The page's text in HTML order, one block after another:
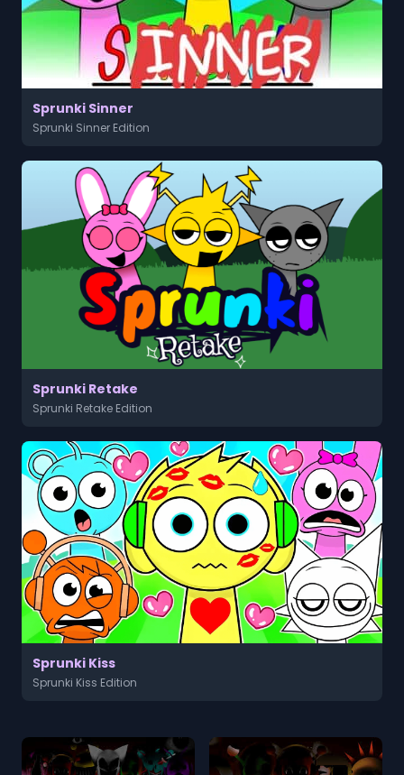
Sprunki Sinner
Sprunki Sinner Edition
Sprunki Retake
Sprunki Retake Edition
Sprunki Kiss
Sprunki Kiss Edition